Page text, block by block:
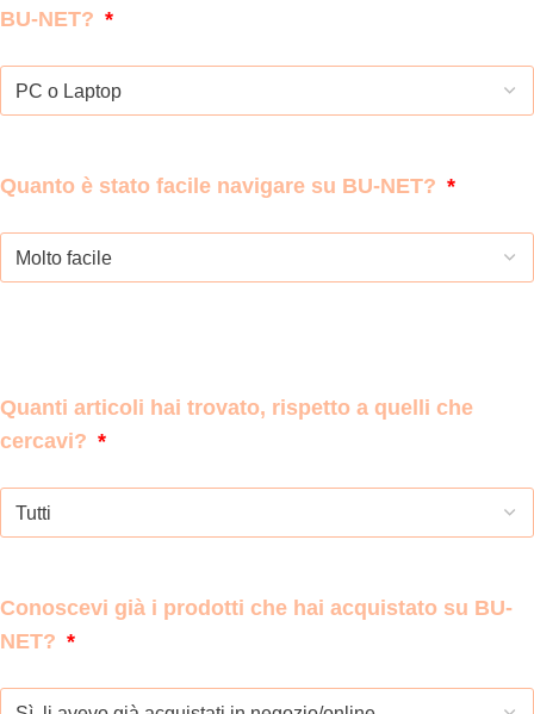
BU-NET?
Quanto è stato facile navigare su BU-NET?
Quanti articoli hai trovato, rispetto a quelli che
cercavi?
Conoscevi già i prodotti che hai acquistato su BU-
NET?